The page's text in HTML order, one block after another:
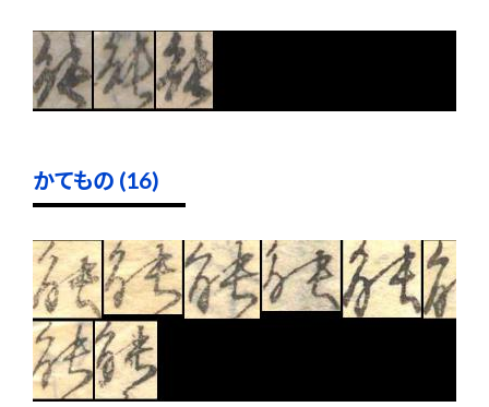
かてもの (16)